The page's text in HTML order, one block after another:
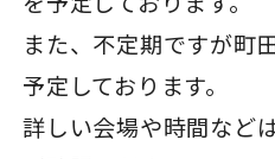
また、不定期ですが町
予定しております。
詳しい会場や時間など